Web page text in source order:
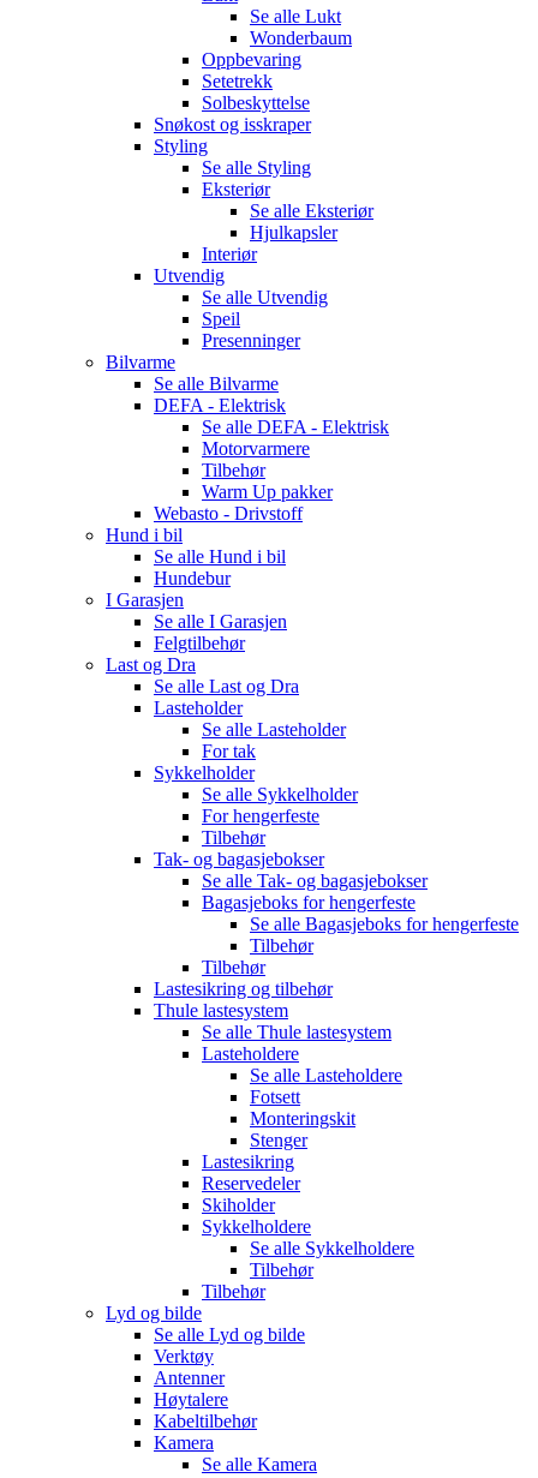
Se alle Lukt
Wonderbaum
Oppbevaring
Setetrekk
Solbeskyttelse
Snøkost og isskraper
Styling
Se alle Styling
Eksteriør
Se alle Eksteriør
Hjulkapsler
Interiør
Utvendig
Se alle Utvendig
Speil
Presenninger
Bilvarme
Se alle Bilvarme
DEFA - Elektrisk
Se alle DEFA - Elektrisk
Motorvarmere
Tilbehør
Warm Up pakker
Webasto - Drivstoff
Hund i bil
Se alle Hund i bil
Hundebur
I Garasjen
Se alle I Garasjen
Felgtilbehør
Last og Dra
Se alle Last og Dra
Lasteholder
Se alle Lasteholder
For tak
Sykkelholder
Se alle Sykkelholder
For hengerfeste
Tilbehør
Tak- og bagasjebokser
Se alle Tak- og bagasjebokser
Bagasjeboks for hengerfeste
Se alle Bagasjeboks for hengerfeste
Tilbehør
Tilbehør
Lastesikring og tilbehør
Thule lastesystem
Se alle Thule lastesystem
Lasteholdere
Se alle Lasteholdere
Fotsett
Monteringskit
Stenger
Lastesikring
Reservedeler
Skiholder
Sykkelholdere
Se alle Sykkelholdere
Tilbehør
Tilbehør
Lyd og bilde
Se alle Lyd og bilde
Verktøy
Antenner
Høytalere
Kabeltilbehør
Kamera
Se alle Kamera